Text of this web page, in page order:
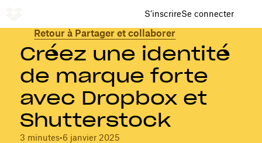
S’inscrireSe connecter
Retour à Partager et collaborer
Créez une identité
de marque forte
avec Dropbox et
Shutterstock
3 minutes•6 janvier 2025